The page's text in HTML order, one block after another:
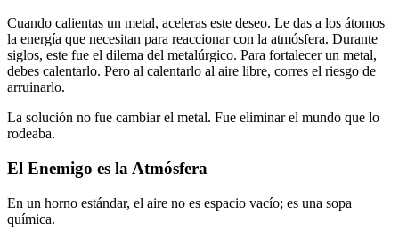
Cuando calientas un metal, aceleras este deseo. Le das a los átomos
la energía que necesitan para reaccionar con la atmósfera. Durante
siglos, este fue el dilema del metalúrgico. Para fortalecer un metal,
debes calentarlo. Pero al calentarlo al aire libre, corres el riesgo de
arruinarlo.
La solución no fue cambiar el metal. Fue eliminar el mundo que lo
rodeaba.
El Enemigo es la Atmósfera
En un horno estándar, el aire no es espacio vacío; es una sopa
química.